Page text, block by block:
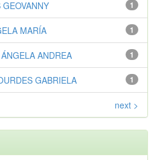
1
1
MARÍA
1
ANDREA
1
GABRIELA
next >